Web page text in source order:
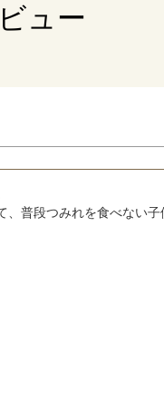
ュー
、普段つみれを食べない